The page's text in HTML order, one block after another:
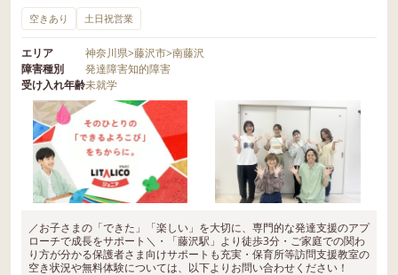
空きあり 土日祝営業
エリア 神奈川県>藤沢市>南藤沢
障害種別
発達障害知的障害
受け入れ年齢未就学
／お子さまの「できた」「楽しい」を大切に、専門的な発達支援のアプ
ローチで成長をサポート＼・「藤沢駅」より徒歩3分・ご家庭での関わ
り方が分かる保護者さま向けサポートも充実・保育所等訪問支援教室の
空き状況や無料体験については、以下よりお問い合わせください！